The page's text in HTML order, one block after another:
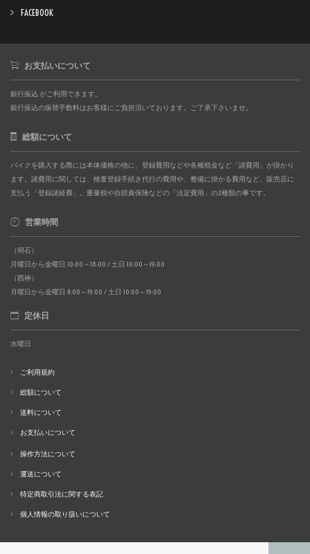
FACEBOOK
お支払いについて
銀行振込 がご利用できます。
銀行振込の振替手数料はお客様にご負担頂いております。ご了承下さいませ。
総額について
バイクを購入する際には本体価格の他に、登録費用などや各種税金など「諸費用」が掛かり
ます。諸費用に関しては、検査登録手続き代行の費用や、整備に掛かる費用など、販売店に
支払う「登録諸経費」。重量税や自賠責保険などの「法定費用」の2種類の事です。
営業時間
（明石）
月曜日から金曜日 10:00～18:00 / 土日 10:00～19:00
（西神）
月曜日から金曜日 11:00～19:00 / 土日 10:00～19:00
定休日
水曜日
ご利用規約
総額について
送料について
お支払いについて
操作方法について
運送について
特定商取引法に関する表記
個人情報の取り扱いについて